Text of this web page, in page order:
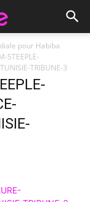
pour Habiba
STEEPLE-
TRIBUNE-3